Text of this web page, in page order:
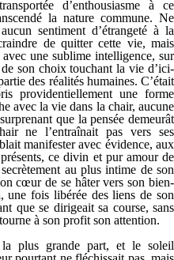
d’enthousiasme à ce
la nature commune. Ne
sentiment d’étrangeté à la
de quitter cette vie, mais
une sublime intelligence, sur
son choix touchant la vie d’ici-
des réalités humaines. C’était
providentiellement une forme
avec la vie dans la chair, aucune
que la pensée demeurât
ne l’entraînait pas vers ses
manifester avec évidence, aux
ce divin et pur amour de
au plus intime de son
cœur de se hâter vers son bien-
fois libérée des liens de son
que se dirigeait sa course, sans
à son profit son attention.
plus grande part, et le soleil